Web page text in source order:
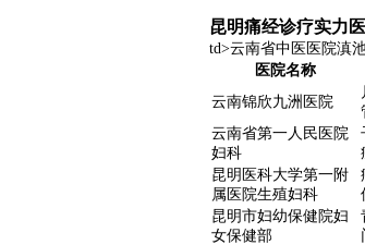
昆明痛经诊疗实力
td>云南省中医医院滇
医院名称
云南锦欣九洲医院
云南省第一人民医院
妇科
昆明医科大学第一附
属医院生殖妇科
昆明市妇幼保健院妇
女保健部